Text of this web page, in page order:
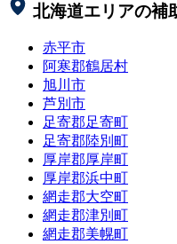
北海道エリアの補
赤平市
阿寒郡鶴居村
旭川市
芦別市
足寄郡足寄町
足寄郡陸別町
厚岸郡厚岸町
厚岸郡浜中町
網走郡大空町
網走郡津別町
網走郡美幌町